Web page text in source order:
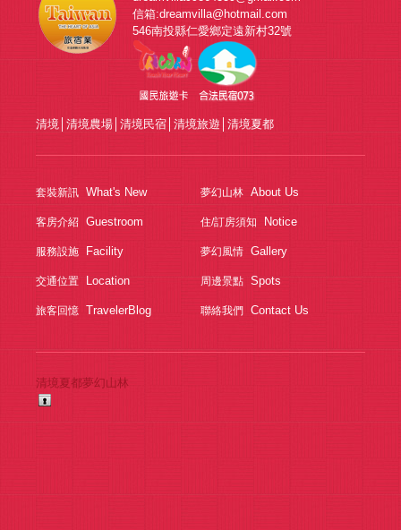
信箱:dreamvilla@hotmail.com
546南投縣仁愛鄉定遠新村32號
清境 清境農場 清境民宿 清境旅遊 清境夏都
套裝新訊 What's New 夢幻山林 About Us
客房介紹 Guestroom 住/訂房須知 Notice
服務設施 Facility 夢幻風情 Gallery
交通位置 Location 周邊景點 Spots
旅客回憶 TravelerBlog 聯絡我們 Contact Us
清境夏都夢幻山林